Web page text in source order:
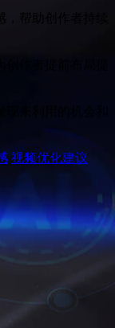
帮助创作者持续
现未利用的机会和
视频优化建议